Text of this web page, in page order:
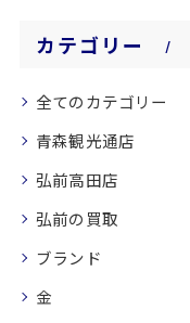
カテゴリー
全てのカテゴリー
青森観光通店
弘前高田店
弘前の買取
ブランド
金